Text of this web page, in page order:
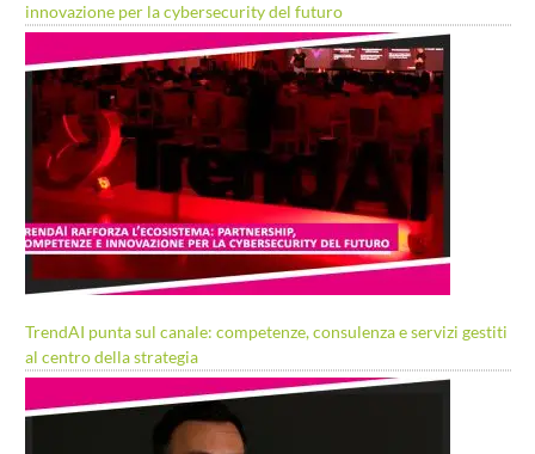
innovazione per la cybersecurity del futuro
TrendAI punta sul canale: competenze, consulenza e servizi gestiti
al centro della strategia